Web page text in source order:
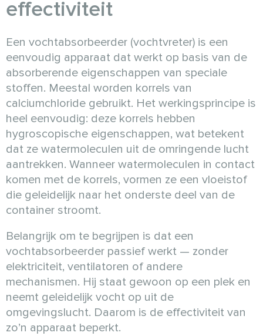
effectiviteit
Een vochtabsorbeerder (vochtvreter) is een
eenvoudig apparaat dat werkt op basis van de
absorberende eigenschappen van speciale
stoffen. Meestal worden korrels van
calciumchloride gebruikt. Het werkingsprincipe is
heel eenvoudig: deze korrels hebben
hygroscopische eigenschappen, wat betekent
dat ze watermoleculen uit de omringende lucht
aantrekken. Wanneer watermoleculen in contact
komen met de korrels, vormen ze een vloeistof
die geleidelijk naar het onderste deel van de
container stroomt.
Belangrijk om te begrijpen is dat een
vochtabsorbeerder passief werkt — zonder
elektriciteit, ventilatoren of andere
mechanismen. Hij staat gewoon op een plek en
neemt geleidelijk vocht op uit de
omgevingslucht. Daarom is de effectiviteit van
zo’n apparaat beperkt.